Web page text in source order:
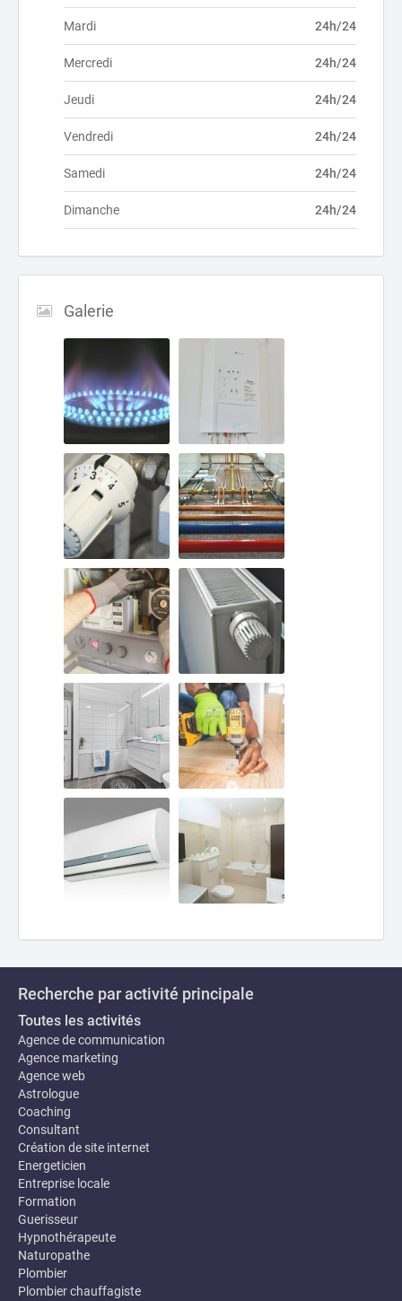
Mardi 24h/24
Mercredi 24h/24
Jeudi 24h/24
Vendredi 24h/24
Samedi 24h/24
Dimanche 24h/24
Galerie
Recherche par activité principale
Toutes les activités
Agence de communication
Agence marketing
Agence web
Astrologue
Coaching
Consultant
Création de site internet
Energeticien
Entreprise locale
Formation
Guerisseur
Hypnothérapeute
Naturopathe
Plombier
Plombier chauffagiste